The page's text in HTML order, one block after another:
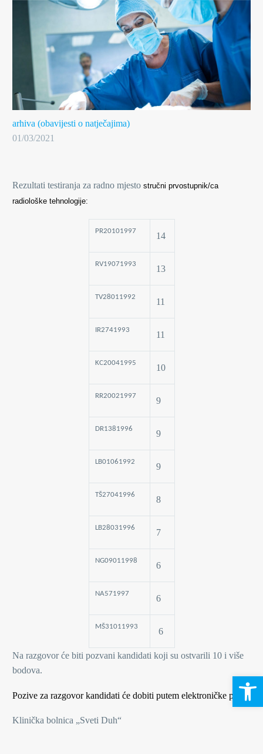
arhiva (obavijesti o natječajima)
01/03/2021
Rezultati testiranja za radno mjesto stručni prvostupnik/ca
radiološke tehnologije:
PR20101997 14
RV19071993 13
TV28011992 11
IR2741993 11
KC20041995 10
RR20021997 9
DR1381996 9
LB01061992 9
TŠ27041996 8
LB28031996 7
NG09011998 6
NA571997 6
MŠ31011993 6
Na razgovor će biti pozvani kandidati koji su ostvarili 10 i više
bodova.
Pozive za razgovor kandidati će dobiti putem elektroničke pošte.
Klinička bolnica „Sveti Duh“